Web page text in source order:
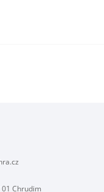
Chrudim